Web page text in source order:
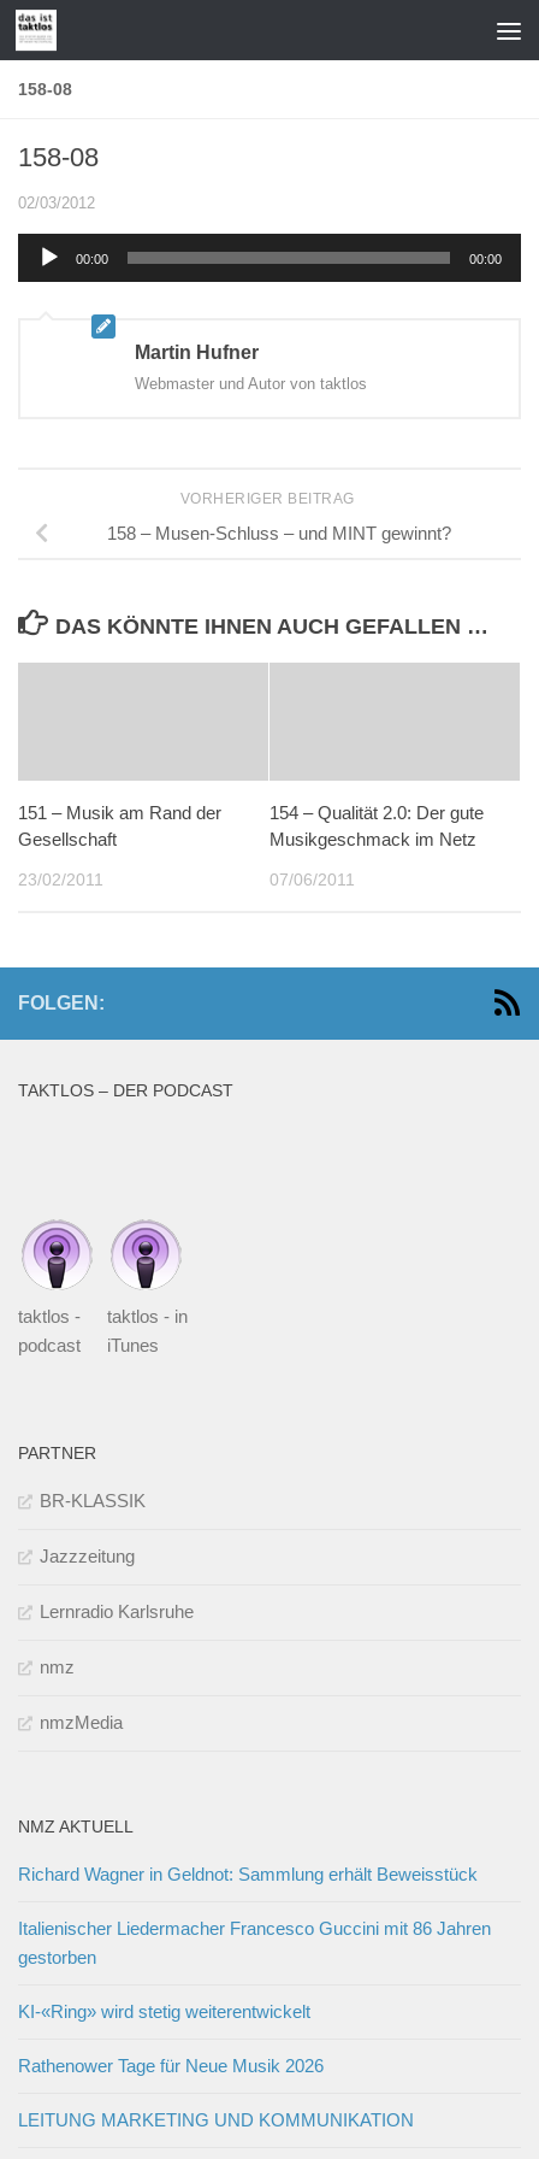
Zum Inhalt springen
158-08
158-08
02/03/2012
Audio-
00:00 00:00
Martin Hufner
Webmaster und Autor von taktlos
VORHERIGER BEITRAG
158 – Musen-Schluss – und MINT gewinnt?
DAS KÖNNTE IHNEN AUCH GEFALLEN …
151 – Musik am Rand der
Gesellschaft
23/02/2011
154 – Qualität 2.0: Der gute
Musikgeschmack im Netz
07/06/2011
FOLGEN:
TAKTLOS – DER PODCAST
taktlos -
podcast
taktlos - in
iTunes
PARTNER
BR-KLASSIK
Jazzzeitung
Lernradio Karlsruhe
nmz
nmzMedia
NMZ AKTUELL
Richard Wagner in Geldnot: Sammlung erhält Beweisstück
Italienischer Liedermacher Francesco Guccini mit 86 Jahren
gestorben
KI-«Ring» wird stetig weiterentwickelt
Rathenower Tage für Neue Musik 2026
LEITUNG MARKETING UND KOMMUNIKATION